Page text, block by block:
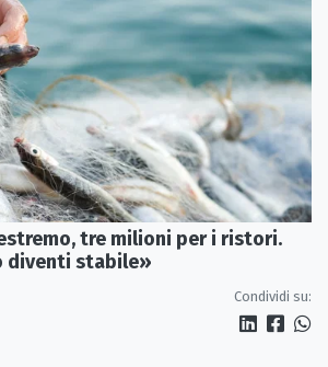
tre milioni per i ristori.
diventi stabile»
Condividi su: